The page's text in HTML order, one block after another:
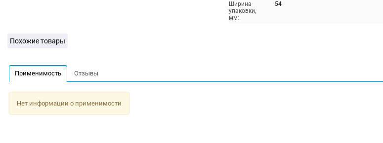
Ширина
упаковки,
мм:
54
Похожие товары
Применимость Отзывы
Нет информации о применимости